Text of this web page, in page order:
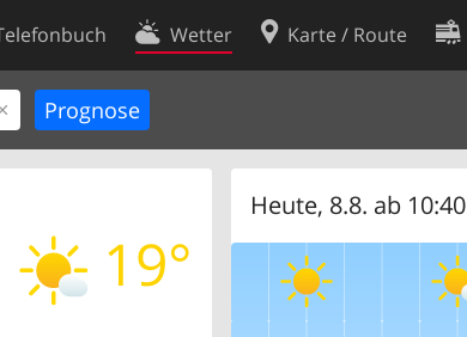
Wetter Karte / Route
19°
Heute, 8.8. ab 10:40
Kontakt
Nutzungsbedingungen